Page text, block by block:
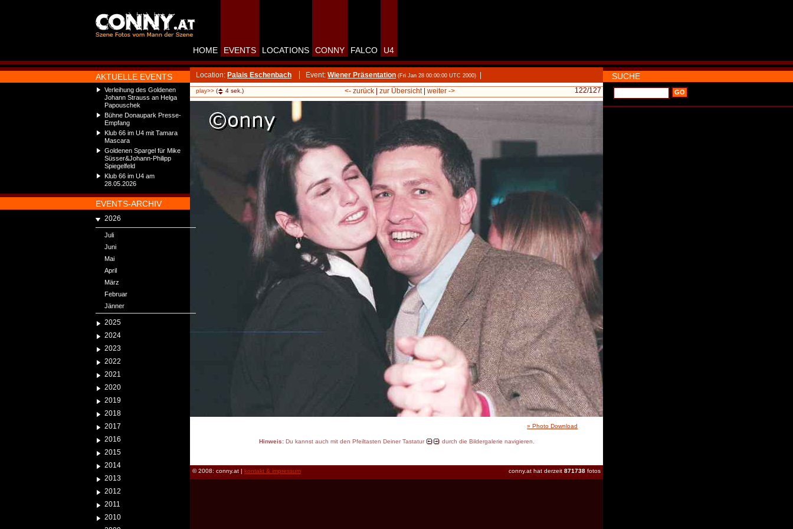
AKTUELLE EVENTS
Verleihung des Goldenen
Johann Strauss an Helga
Papouschek
Bühne Donaupark Presse-
Empfang
Klub 66 im U4 mit Tamara
Mascara
Goldenen Spargel für Mike
Süsser&Johann-Philipp
Spiegelfeld
Klub 66 im U4 am
28.05.2026
EVENTS-ARCHIV
2026
Juli
Juni
Mai
April
März
Februar
Jänner
2025
2024
2023
2022
2021
2020
2019
2018
2017
2016
2015
2014
2013
2012
2011
2010
HOME EVENTS LOCATIONS CONNY FALCO U4
Location: Palais Eschenbach Event: Wiener Präsentation (Fri Jan 28 00:00:00 UTC 2000)
play>> ( 4 sek.) 122/127
<- zurück| zur Übersicht| weiter ->
» Photo Download
Hinweis:Du kannst auch mit den Pfeiltasten Deiner Tastatur durch die Bildergalerie navigieren.
conny.at hat derzeit 871738 fotos
© 2008: conny.at | kontakt & impressum
SUCHE